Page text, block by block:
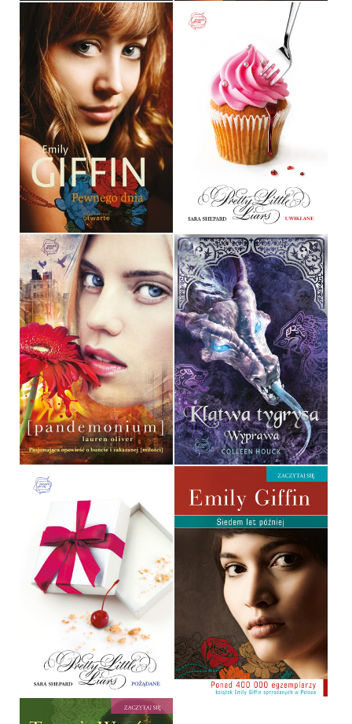
PEWNEGO DNIA
EMILY GIFFIN
OPRAWA TWARDA
44,90 ZŁ
UWIKŁANE
SARA SHEPARD
OPRAWA MIĘKKA
32,90 ZŁ
PANDEMONIUM
LAUREN OLIVER
OPRAWA MIĘKKA
34,90 ZŁ
KLĄTWA TYGRYSA
COLLEEN HOUCK
OPRAWA MIĘKKA
34,90 ZŁ
POŻĄDANE
SARA SHEPARD
OPRAWA MIĘKKA
32,90 ZŁ
SIEDEM LAT PÓŹNIEJ
EMILY GIFFIN
POCKET
14,90 ZŁ